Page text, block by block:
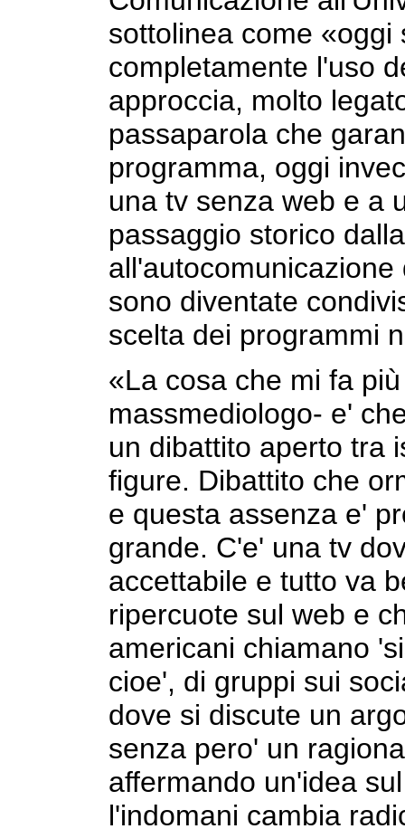
sottolinea come «oggi
completamente l'uso
approccia, molto
passaparola che
programma, oggi
una tv senza web e a
passaggio storico
sono diventate
scelta dei programmi
«La cosa che mi fa
massmediologo- e'
un dibattito aperto tra
figure. Dibattito che
e questa assenza e'
grande. C'e' una tv
accettabile e tutto va
ripercuote sul web e
americani chiamano
cioe', di gruppi sui
dove si discute un
senza pero' un
affermando un'idea
l'indomani cambia